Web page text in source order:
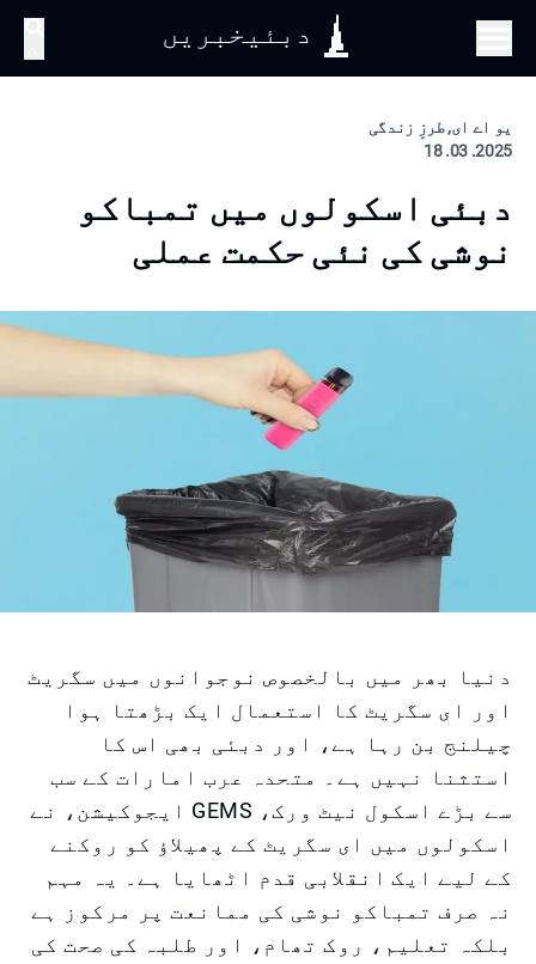
دبئیخبریں
یو اے ای, طرزِ زندگی
2025. 03. 18
دبئی اسکولوں میں تمباکو
نوشی کی نئی حکمت عملی
دنیا بھر میں بالخصوص نوجوانوں میں سگریٹ
اور ای سگریٹ کا استعمال ایک بڑھتا ہوا
چیلنج بن رہا ہے، اور دبئی بھی اس کا
استثنا نہیں ہے۔ متحدہ عرب امارات کے سب
سے بڑے اسکول نیٹ ورک، GEMS ایجوکیشن، نے
اسکولوں میں ای سگریٹ کے پھیلاؤ کو روکنے
کے لیے ایک انقلابی قدم اٹھایا ہے۔ یہ مہم
نہ صرف تمباکو نوشی کی ممانعت پر مرکوز ہے
بلکہ تعلیم، روک تھام، اور طلبہ کی صحت کی